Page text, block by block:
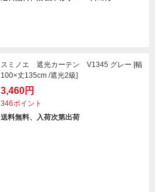
スミノエ 遮光カーテン V1345 グレー [幅
100×丈135cm /遮光2級]
3,460円
346ポイント
送料無料、入荷次第出荷